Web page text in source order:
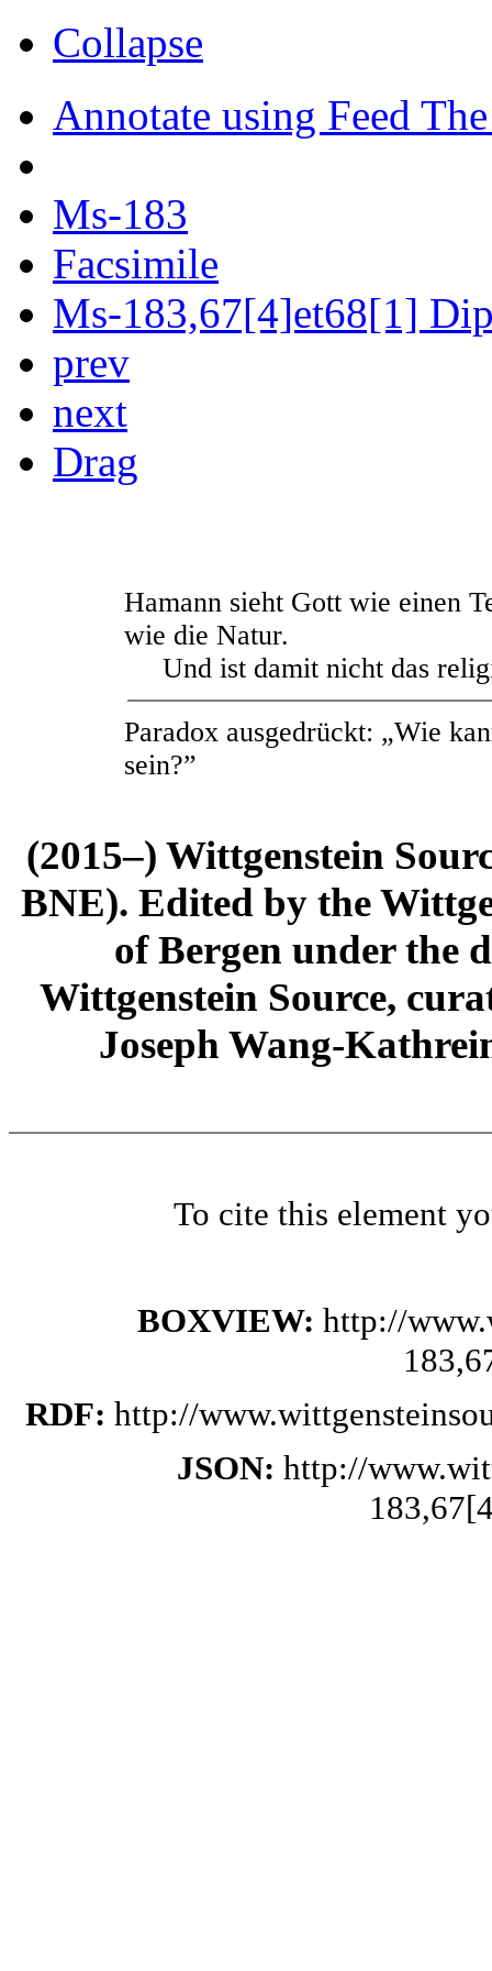
Collapse
Annotate using Feed
Ms-183
Facsimile
Ms-183,67[4]et68[1]
prev
next
Drag
Hamann sieht Gott wie einen
wie die Natur.
Und ist damit nicht das
Paradox ausgedrückt: „Wie
sein?”
(2015–) Wittgenstein
BNE). Edited by the
of Bergen under the
Wittgenstein Source,
Joseph Wang-
To cite this element
BOXVIEW: http://
RDF: http://
JSON: http://